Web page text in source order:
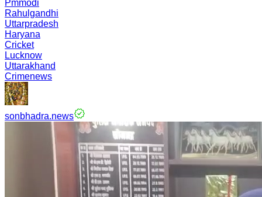
Pmmodi
Rahulgandhi
Uttarpradesh
Haryana
Cricket
Lucknow
Uttarakhand
Crimenews
sonbhadra.news